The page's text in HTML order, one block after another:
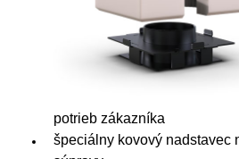
potrieb zákazníka
špeciálny kovový nadstavec